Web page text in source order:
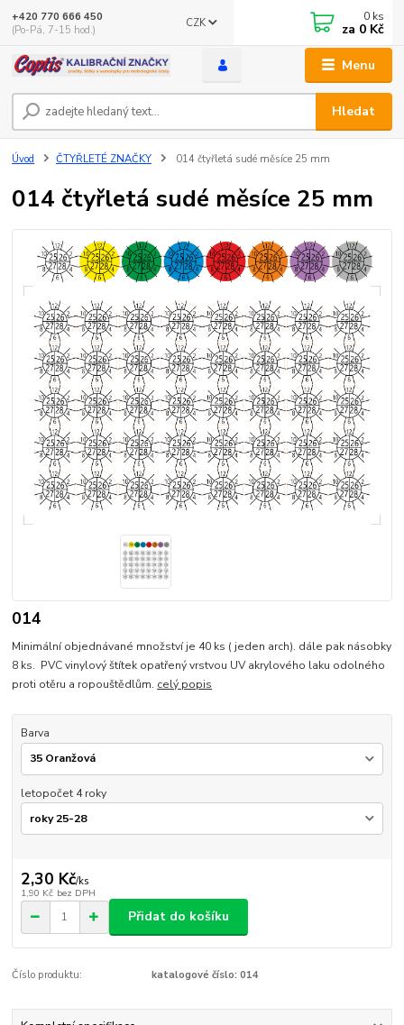
Menu
CZK
Hledat
+420 770 666 450
(Po-Pá, 7-15 hod.)
0 ks
za 0 Kč
Úvod ČTYŘLETÉ ZNAČKY 014 čtyřletá sudé měsíce 25 mm
014 čtyřletá sudé měsíce 25 mm
014
Minimální objednávané množství je 40 ks ( jeden arch). dále pak násobky
8 ks. PVC vinylový štítek opatřený vrstvou UV akrylového laku odolného
proti otěru a ropouštědlům. celý popis
Barva
letopočet 4 roky
2,30 Kč/ks
1,90 Kč bez DPH
Přidat do košíku
Číslo produktu: katalogové číslo: 014